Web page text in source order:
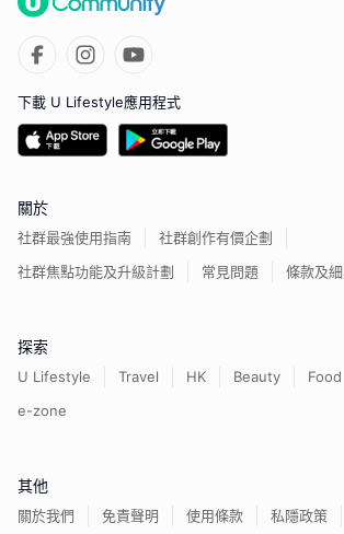
下載 U Lifestyle應用程式
關於
社群最強使用指南
社群創作有價企劃
社群焦點功能及升級計劃
常見問題 條款及
探索
U Lifestyle Travel HK Beauty Food
e-zone
其他
關於我們 免責聲明 使用條款 私隱政策